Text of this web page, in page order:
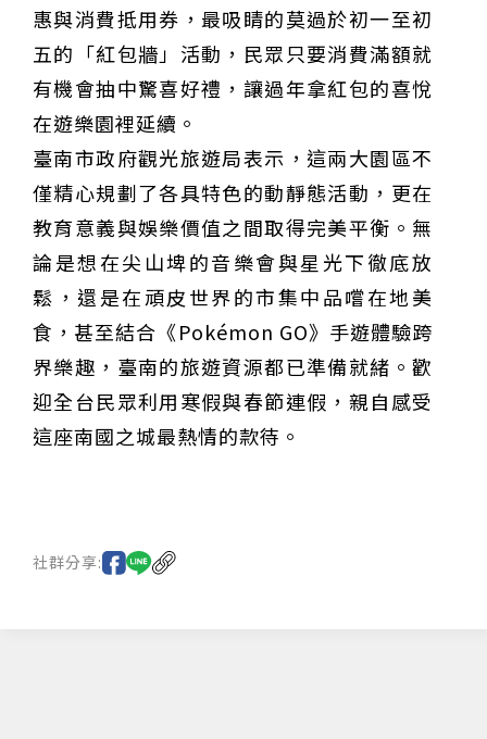
惠與消費抵用券，最吸睛的莫過於初一至初
五的「紅包牆」活動，民眾只要消費滿額就
有機會抽中驚喜好禮，讓過年拿紅包的喜悅
在遊樂園裡延續。
臺南市政府觀光旅遊局表示，這兩大園區不
僅精心規劃了各具特色的動靜態活動，更在
教育意義與娛樂價值之間取得完美平衡。無
論是想在尖山埤的音樂會與星光下徹底放
鬆，還是在頑皮世界的市集中品嚐在地美
食，甚至結合《Pokémon GO》手遊體驗跨
界樂趣，臺南的旅遊資源都已準備就緒。歡
迎全台民眾利用寒假與春節連假，親自感受
這座南國之城最熱情的款待。
社群分享: